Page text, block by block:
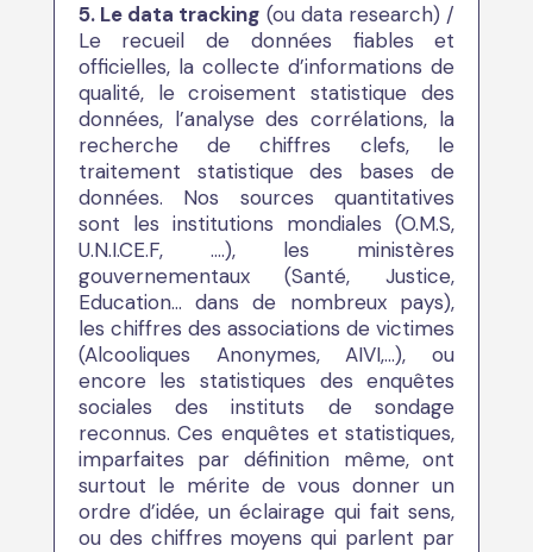
5. Le data tracking (ou data research) /
Le recueil de données fiables et
officielles, la collecte d’informations de
qualité, le croisement statistique des
données, l’analyse des corrélations, la
recherche de chiffres clefs, le
traitement statistique des bases de
données. Nos sources quantitatives
sont les institutions mondiales (O.M.S,
U.N.I.CE.F, ….), les ministères
gouvernementaux (Santé, Justice,
Education… dans de nombreux pays),
les chiffres des associations de victimes
(Alcooliques Anonymes, AIVI,…), ou
encore les statistiques des enquêtes
sociales des instituts de sondage
reconnus. Ces enquêtes et statistiques,
imparfaites par définition même, ont
surtout le mérite de vous donner un
ordre d’idée, un éclairage qui fait sens,
ou des chiffres moyens qui parlent par